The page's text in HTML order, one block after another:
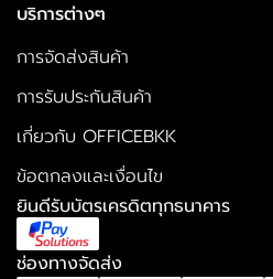
บริการต่างๆ
การจัดส่งสินค้า
การรับประกันสินค้า
เกี่ยวกับ OFFICEBKK
ข้อตกลงและเงื่อนไข
ยินดีรับบัตรเครดิตทุกธนาคาร
ช่องทางจัดส่ง